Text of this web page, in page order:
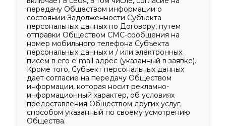
передачу Обществом информации о
состоянии Задолженности Субъекта
персональных данных по Договору, путем
отправки Обществом CMC-сообщения на
номер мобильного телефона Субъекта
персональных данных и / или электронных
писем в его e-mail адрес (указанный в заявке).
Кроме того, Субъект персональных данных
дает согласие на передачу Обществом
информации, которая носит рекламно-
информационный характер, об условиях
предоставления Обществом других услуг,
способом указанный по своему усмотрению
Общества.